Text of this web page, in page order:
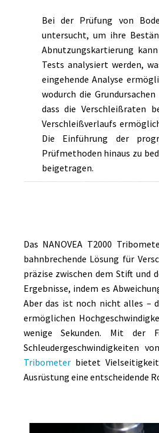
Bei der Prüfung von
untersucht, um ihre
Abnutzungskartierung
Tests analysiert werden,
eingehende Analyse
wodurch die
dass die Verschleißraten
Verschleißverlaufs
Die Einführung der
Prüfmethoden hinaus zu
beigetragen.
Das NANOVEA T2000
bahnbrechende Lösung für
präzise zwischen dem Stift und
Ergebnisse, indem es
Aber das ist noch nicht alles –
ermöglichen
wenige Sekunden. Mit der
Schleudergeschwindigkeiten
Tribometerbietet Vielseitigkeit
Ausrüstung eine entscheidende